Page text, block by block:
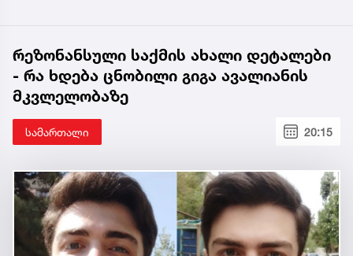
რეზონანსული საქმის ახალი დეტალები
- რა ხდება ცნობილი გიგა ავალიანის
მკვლელობაზე
სამართალი 20:15